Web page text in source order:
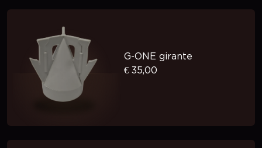
G-ONE girante
€ 35,00